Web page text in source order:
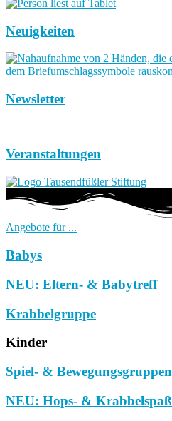
Neuigkeiten
Newsletter
Veranstaltungen
Angebote für ...
Babys
NEU: Eltern- & Babytreff
Krabbelgruppe
Kinder
Spiel- & Bewegungsgruppen
NEU: Hops- & Krabbelspaß